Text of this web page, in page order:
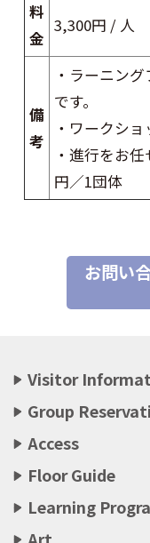
料
金
3,300円 / 人
備
考
・ラーニン
です。
・ワークシ
・進行をお
円／1団体
お問い
Visitor
Group
Access
Floor Guide
Learning